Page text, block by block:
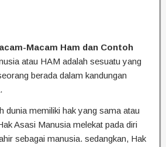
Macam Ham dan Contoh
atau HAM adalah sesuatu yang
berada dalam kandungan
dunia memiliki hak yang sama atau
Asasi Manusia melekat pada diri
sebagai manusia. sedangkan, Hak